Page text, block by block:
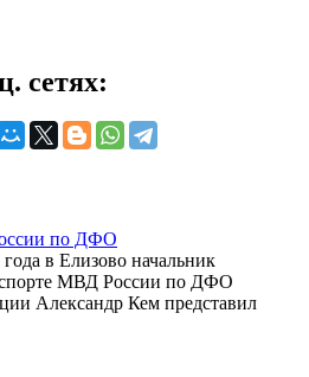
сетях:
по ДФО
в Елизово начальник
МВД России по ДФО
Александр Кем представил